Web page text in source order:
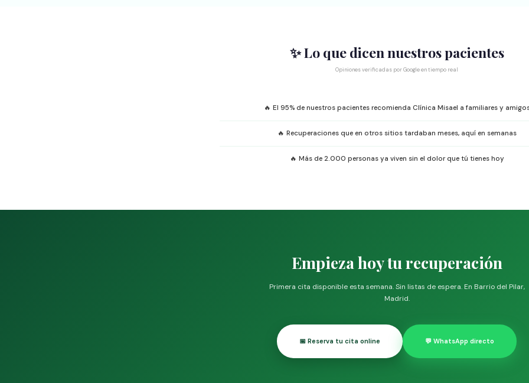
✨ Lo que dicen nuestros pacientes
Opiniones verificadas por Google en tiempo real
🔥 El 95% de nuestros pacientes recomienda Clínica Misael a familiares y
🔥 Recuperaciones que en otros sitios tardaban meses, aquí en semanas
🔥 Más de 2.000 personas ya viven sin el dolor que tú tienes hoy
Empieza hoy tu recuperación
Primera cita disponible esta semana. Sin listas de espera. En Barrio del Pilar,
Madrid.
📅 Reserva tu cita online 💬 WhatsApp directo